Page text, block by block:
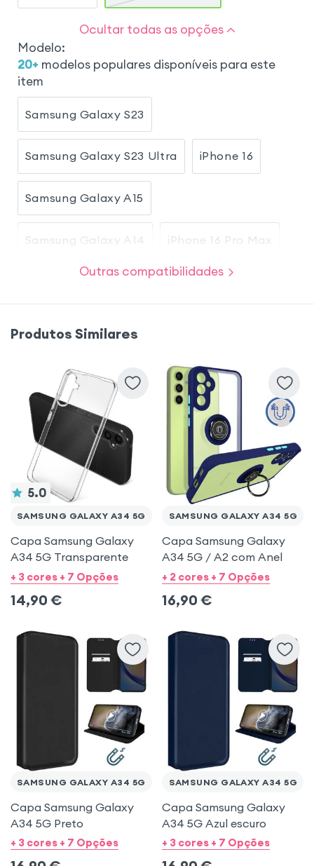
Ocultar todas as opções
Modelo:
20+ modelos populares disponíveis para este
item
Samsung Galaxy S23
Samsung Galaxy S23 Ultra iPhone 16
Samsung Galaxy A15
Samsung Galaxy A14 iPhone 16 Pro Max
Honor Magic 6 Lite 5G
Samsung Galaxy A34 5G
Samsung Galaxy A56
Samsung Galaxy A37 iPhone 16 Plus
Outras compatibilidades
Produtos Similares
5.0
SAMSUNG GALAXY A34 5G
Capa Samsung Galaxy
A34 5G Transparente
+ 3 cores + 7 Opções
14,90 €
SAMSUNG GALAXY A34 5G
Capa Samsung Galaxy
A34 5G / A2 com Anel
+ 2 cores + 7 Opções
16,90 €
SAMSUNG GALAXY A34 5G
Capa Samsung Galaxy
A34 5G Preto
+ 3 cores + 7 Opções
SAMSUNG GALAXY A34 5G
Capa Samsung Galaxy
A34 5G Azul escuro
+ 3 cores + 7 Opções